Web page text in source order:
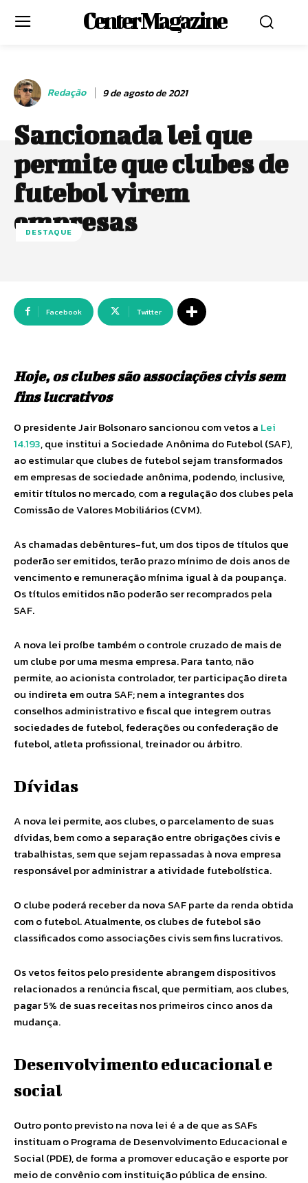
Center Magazine
Redação 9 de agosto de 2021
Sancionada lei que
permite que clubes de
futebol virem
empresas
DESTAQUE
Facebook Twitter
Hoje, os clubes são associações civis sem
fins lucrativos
O presidente Jair Bolsonaro sancionou com vetos a Lei
14.193, que institui a Sociedade Anônima do Futebol (SAF),
ao estimular que clubes de futebol sejam transformados
em empresas de sociedade anônima, podendo, inclusive,
emitir títulos no mercado, com a regulação dos clubes pela
Comissão de Valores Mobiliários (CVM).
As chamadas debêntures-fut, um dos tipos de títulos que
poderão ser emitidos, terão prazo mínimo de dois anos de
vencimento e remuneração mínima igual à da poupança.
Os títulos emitidos não poderão ser recomprados pela
SAF.
A nova lei proíbe também o controle cruzado de mais de
um clube por uma mesma empresa. Para tanto, não
permite, ao acionista controlador, ter participação direta
ou indireta em outra SAF; nem a integrantes dos
conselhos administrativo e fiscal que integrem outras
sociedades de futebol, federações ou confederação de
futebol, atleta profissional, treinador ou árbitro.
Dívidas
A nova lei permite, aos clubes, o parcelamento de suas
dívidas, bem como a separação entre obrigações civis e
trabalhistas, sem que sejam repassadas à nova empresa
responsável por administrar a atividade futebolística.
O clube poderá receber da nova SAF parte da renda obtida
com o futebol. Atualmente, os clubes de futebol são
classificados como associações civis sem fins lucrativos.
Os vetos feitos pelo presidente abrangem dispositivos
relacionados a renúncia fiscal, que permitiam, aos clubes,
pagar 5% de suas receitas nos primeiros cinco anos da
mudança.
Desenvolvimento educacional e
social
Outro ponto previsto na nova lei é a de que as SAFs
instituam o Programa de Desenvolvimento Educacional e
Social (PDE), de forma a promover educação e esporte por
meio de convênio com instituição pública de ensino.